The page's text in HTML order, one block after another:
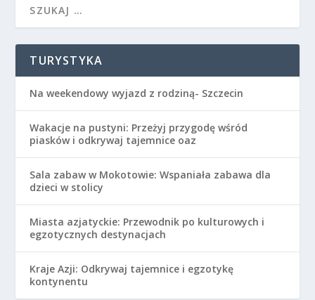
TURYSTYKA
Na weekendowy wyjazd z rodziną- Szczecin
Wakacje na pustyni: Przeżyj przygodę wśród
piasków i odkrywaj tajemnice oaz
Sala zabaw w Mokotowie: Wspaniała zabawa dla
dzieci w stolicy
Miasta azjatyckie: Przewodnik po kulturowych i
egzotycznych destynacjach
Kraje Azji: Odkrywaj tajemnice i egzotykę
kontynentu